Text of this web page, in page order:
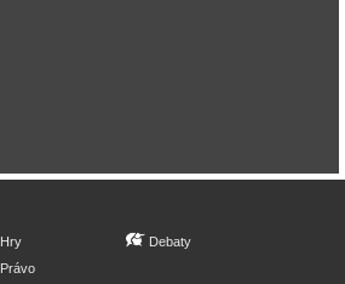
Hry
Právo
Debaty